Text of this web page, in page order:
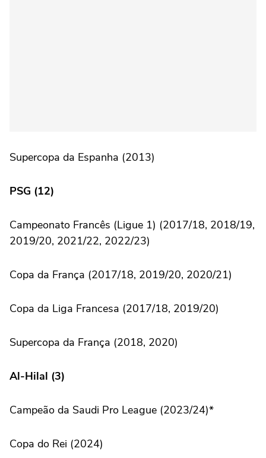
Supercopa da Espanha (2013)
PSG (12)
Campeonato Francês (Ligue 1) (2017/18, 2018/19,
2019/20, 2021/22, 2022/23)
Copa da França (2017/18, 2019/20, 2020/21)
Copa da Liga Francesa (2017/18, 2019/20)
Supercopa da França (2018, 2020)
Al-Hilal (3)
Campeão da Saudi Pro League (2023/24)*
Copa do Rei (2024)